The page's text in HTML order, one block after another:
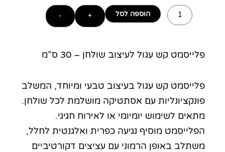
+
כמות
של
פלייסמט
למרכז
- הוספה לסל
פלייסמט קש עגול לעיצוב שולחן – 30 ס”מ
פלייסמט קש עגול בעיצוב טבעי ומיוחד, המשלב
פונקציונליות עם אסתטיקה מושלמת לכל שולחן.
מתאים לשימוש יומיומי או לאירוח חגיגי.
הפלייסמט מוסיף נגיעה כפרית ואלגנטית לחלל,
משתלב באופן הרמוני עם עציצים דקורטיביים